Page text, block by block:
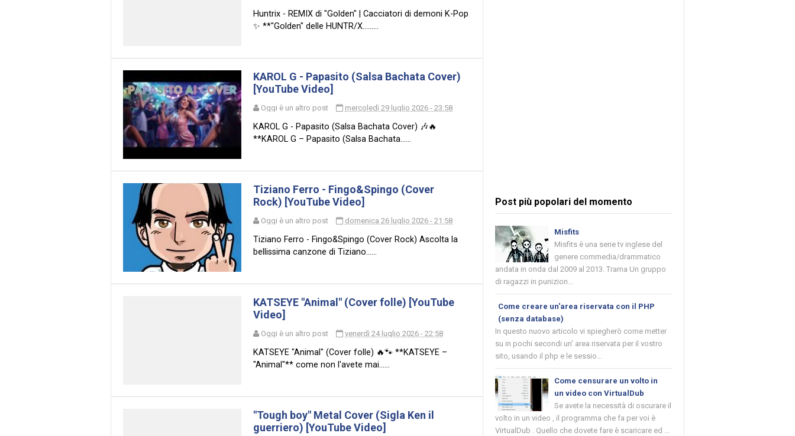
Huntrix - REMIX di "Golden" | Cacciatori di demoni K-Pop
✨ **"Golden" delle HUNTR/X.........
KAROL G - Papasito (Salsa Bachata Cover)
[YouTube Video]
Oggi è un altro post mercoledì 29 luglio 2026 - 23:58
KAROL G - Papasito (Salsa Bachata Cover) 🎶🔥
**KAROL G – Papasito (Salsa Bachata......
Tiziano Ferro - Fingo&Spingo (Cover
Rock) [YouTube Video]
Oggi è un altro post domenica 26 luglio 2026 - 21:58
Tiziano Ferro - Fingo&Spingo (Cover Rock) Ascolta la
bellissima canzone di Tiziano......
KATSEYE "Animal" (Cover folle) [YouTube
Video]
Oggi è un altro post venerdì 24 luglio 2026 - 22:58
KATSEYE "Animal" (Cover folle) 🔥🐾 **KATSEYE –
"Animal"** come non l'avete mai......
"Tough boy" Metal Cover (Sigla Ken il
guerriero) [YouTube Video]
Post più popolari del momento
Misfits
Misfits è una serie tv inglese del
genere commedia/drammatico
andata in onda dal 2009 al 2013. Trama Un gruppo
di ragazzi in punizion...
Come creare un'area riservata con il PHP
(senza database)
In questo nuovo articolo vi spiegherò come metter
su in pochi secondi un' area riservata per il vostro
sito, usando il php e le sessio...
Come censurare un volto in
un video con VirtualDub
Se avete la necessità di oscurare il
volto in un video , il programma che fa per voi è
VirtualDub . Quello che dovete fare è scaricare ed ...